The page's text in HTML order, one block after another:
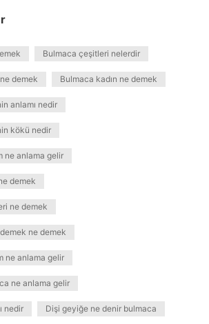
Bulmaca çeşitleri nelerdir
demek Bulmaca kadın ne demek
anlamı nedir
kökü nedir
ne anlama gelir
demek
ne demek
ne demek
ne anlama gelir
ne anlama gelir
nedir Dişi geyiğe ne denir bulmaca